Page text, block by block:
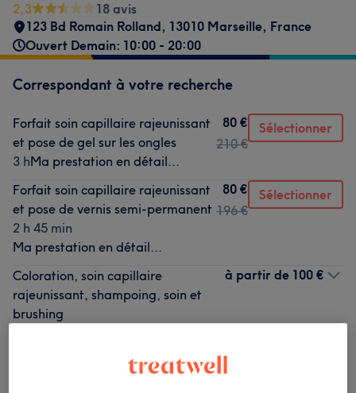
2,3
18 avis
123 Bd Romain Rolland, 13010 Marseille, France
Ouvert Demain: 10:00 - 20:00
Correspondant à votre recherche
Forfait soin capillaire rajeunissant
et pose de gel sur les ongles
3 hMa prestation en détail...
80 €
210 €
Sélectionner
Forfait soin capillaire rajeunissant
et pose de vernis semi-permanent
2 h 45 min
Ma prestation en détail...
80 €
196 €
Sélectionner
Coloration, soin capillaire
rajeunissant, shampoing, soin et
brushing
à partir de 100 €